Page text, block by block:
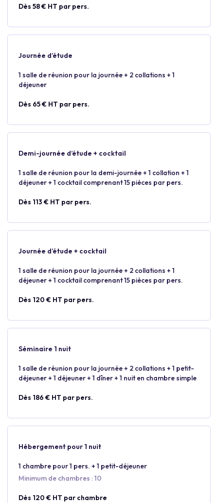
Dès 58 € HT par pers.
Journée d’étude
1 salle de réunion pour la journée + 2 collations + 1
déjeuner
Dès 65 € HT par pers.
Demi-journée d’étude + cocktail
1 salle de réunion pour la demi-journée + 1 collation + 1
déjeuner + 1 cocktail comprenant 15 pièces par pers.
Dès 113 € HT par pers.
Journée d’étude + cocktail
1 salle de réunion pour la journée + 2 collations + 1
déjeuner + 1 cocktail comprenant 15 pièces par pers.
Dès 120 € HT par pers.
Séminaire 1 nuit
1 salle de réunion pour la journée + 2 collations + 1 petit-
déjeuner + 1 déjeuner + 1 dîner + 1 nuit en chambre simple
Dès 186 € HT par pers.
Hébergement pour 1 nuit
1 chambre pour 1 pers. + 1 petit-déjeuner
Minimum de chambres : 10
Dès 120 € HT par chambre